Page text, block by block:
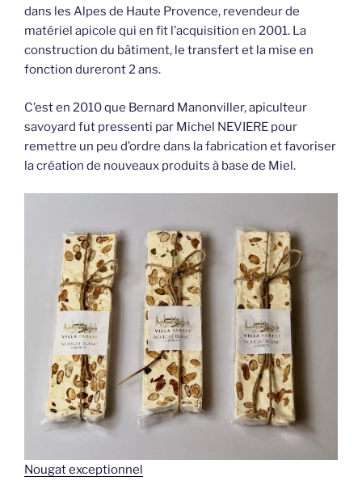
dans les Alpes de Haute Provence, revendeur de
matériel apicole qui en fit l’acquisition en 2001. La
construction du bâtiment, le transfert et la mise en
fonction dureront 2 ans.
C’est en 2010 que Bernard Manonviller, apiculteur
savoyard fut pressenti par Michel NEVIERE pour
remettre un peu d’ordre dans la fabrication et favoriser
la création de nouveaux produits à base de Miel.
Nougat exceptionnel